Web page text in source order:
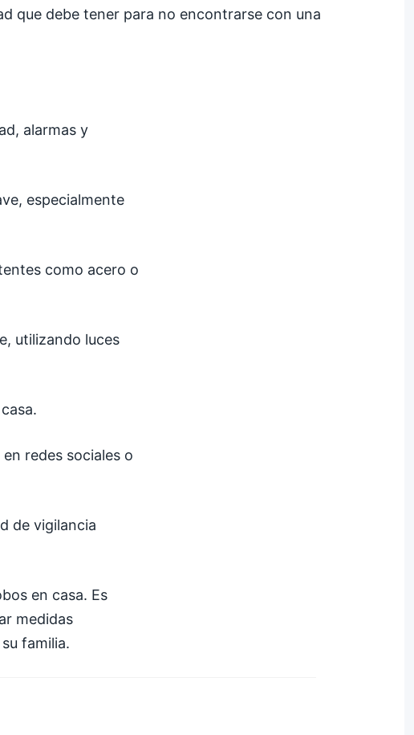
que debe tener para no encontrarse con una
alarmas y
especialmente
como acero o
utilizando luces
redes sociales o
de vigilancia
en casa. Es
medidas
familia.